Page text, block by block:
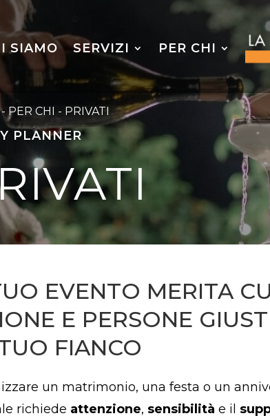
SIAMO SERVIZI PER CHI
PER CHI - PRIVATI
PLANNER
EVENTO MERITA
E PERSONE
FIANCO
un matrimonio, una festa o un
richiede attenzione, sensibilità e il